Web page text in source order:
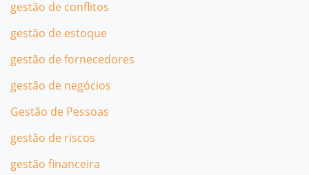
gestão de conflitos
gestão de estoque
gestão de fornecedores
gestão de negócios
Gestão de Pessoas
gestão de riscos
gestão financeira